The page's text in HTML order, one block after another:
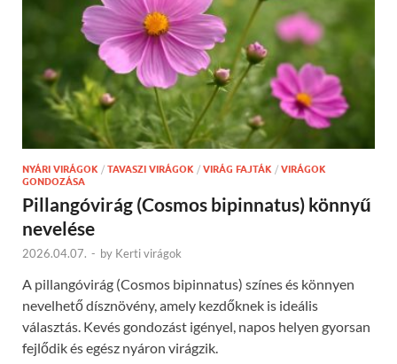
NYÁRI VIRÁGOK / TAVASZI VIRÁGOK / VIRÁG FAJTÁK / VIRÁGOK
GONDOZÁSA
Pillangóvirág (Cosmos bipinnatus) könnyű
nevelése
2026.04.07. - by Kerti virágok
A pillangóvirág (Cosmos bipinnatus) színes és könnyen
nevelhető dísznövény, amely kezdőknek is ideális
választás. Kevés gondozást igényel, napos helyen gyorsan
fejlődik és egész nyáron virágzik.